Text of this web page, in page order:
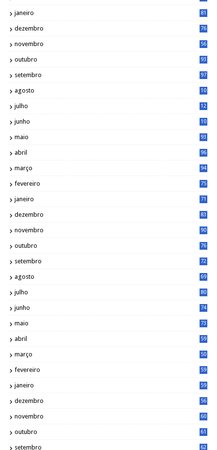
janeiro 81
dezembro 76
novembro 56
outubro 93
setembro 97
agosto
10
julho
12
junho
10
maio 93
abril 96
março 94
fevereiro 75
janeiro 71
dezembro 83
novembro 90
outubro 76
setembro 72
agosto 69
julho 80
junho 74
maio 73
abril 59
março 50
fevereiro 59
janeiro 59
dezembro 56
novembro 60
outubro 61
setembro 62